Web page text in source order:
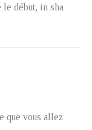
le début, in sha
que vous allez